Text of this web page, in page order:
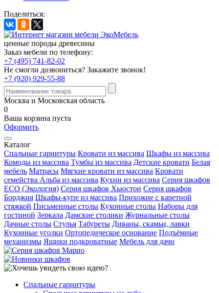
Поделиться:
ценные породы древесины
Заказ мебели по телефону:
+7 (495) 741-82-02
Не смогли дозвониться? Закажите звонок!
+7 (920) 929-55-88
Москва и Московская область
0
Ваша корзина пуста
Оформить
Каталог
Спальные гарнитуры Кровати из массива Шкафы из массива
Комоды из массива Тумбы из массива Детские кровати Белая
мебель Матрасы Мягкие кровати из массива Кровати
семейства Альба из массива Кухни из массива Серия шкафов
ECO (Экология) Серия шкафов Хьюстон Серия шкафов
Борджия Шкафы-купе из массива Прихожие с каретной
стяжкой Письменные столы Кухонные столы Наборы для
гостиной Зеркала Дамские столики Журнальные столы
Дачные столы Стулья Табуреты Диваны, скамьи, лавки
Кухонные уголки Ортопедическое основание Подъёмные
механизмы Ящики подкроватные Мебель для дачи
Спальные гарнитуры